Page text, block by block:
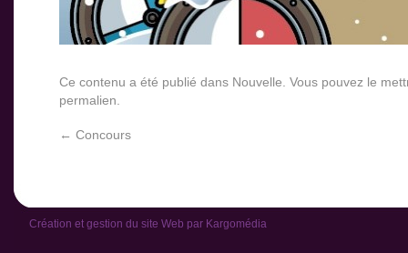
Ce contenu a été publié dans Nouvelle . Vous pouvez le
permalien
← Concours
Création et gestion du site Web par Kargomédia